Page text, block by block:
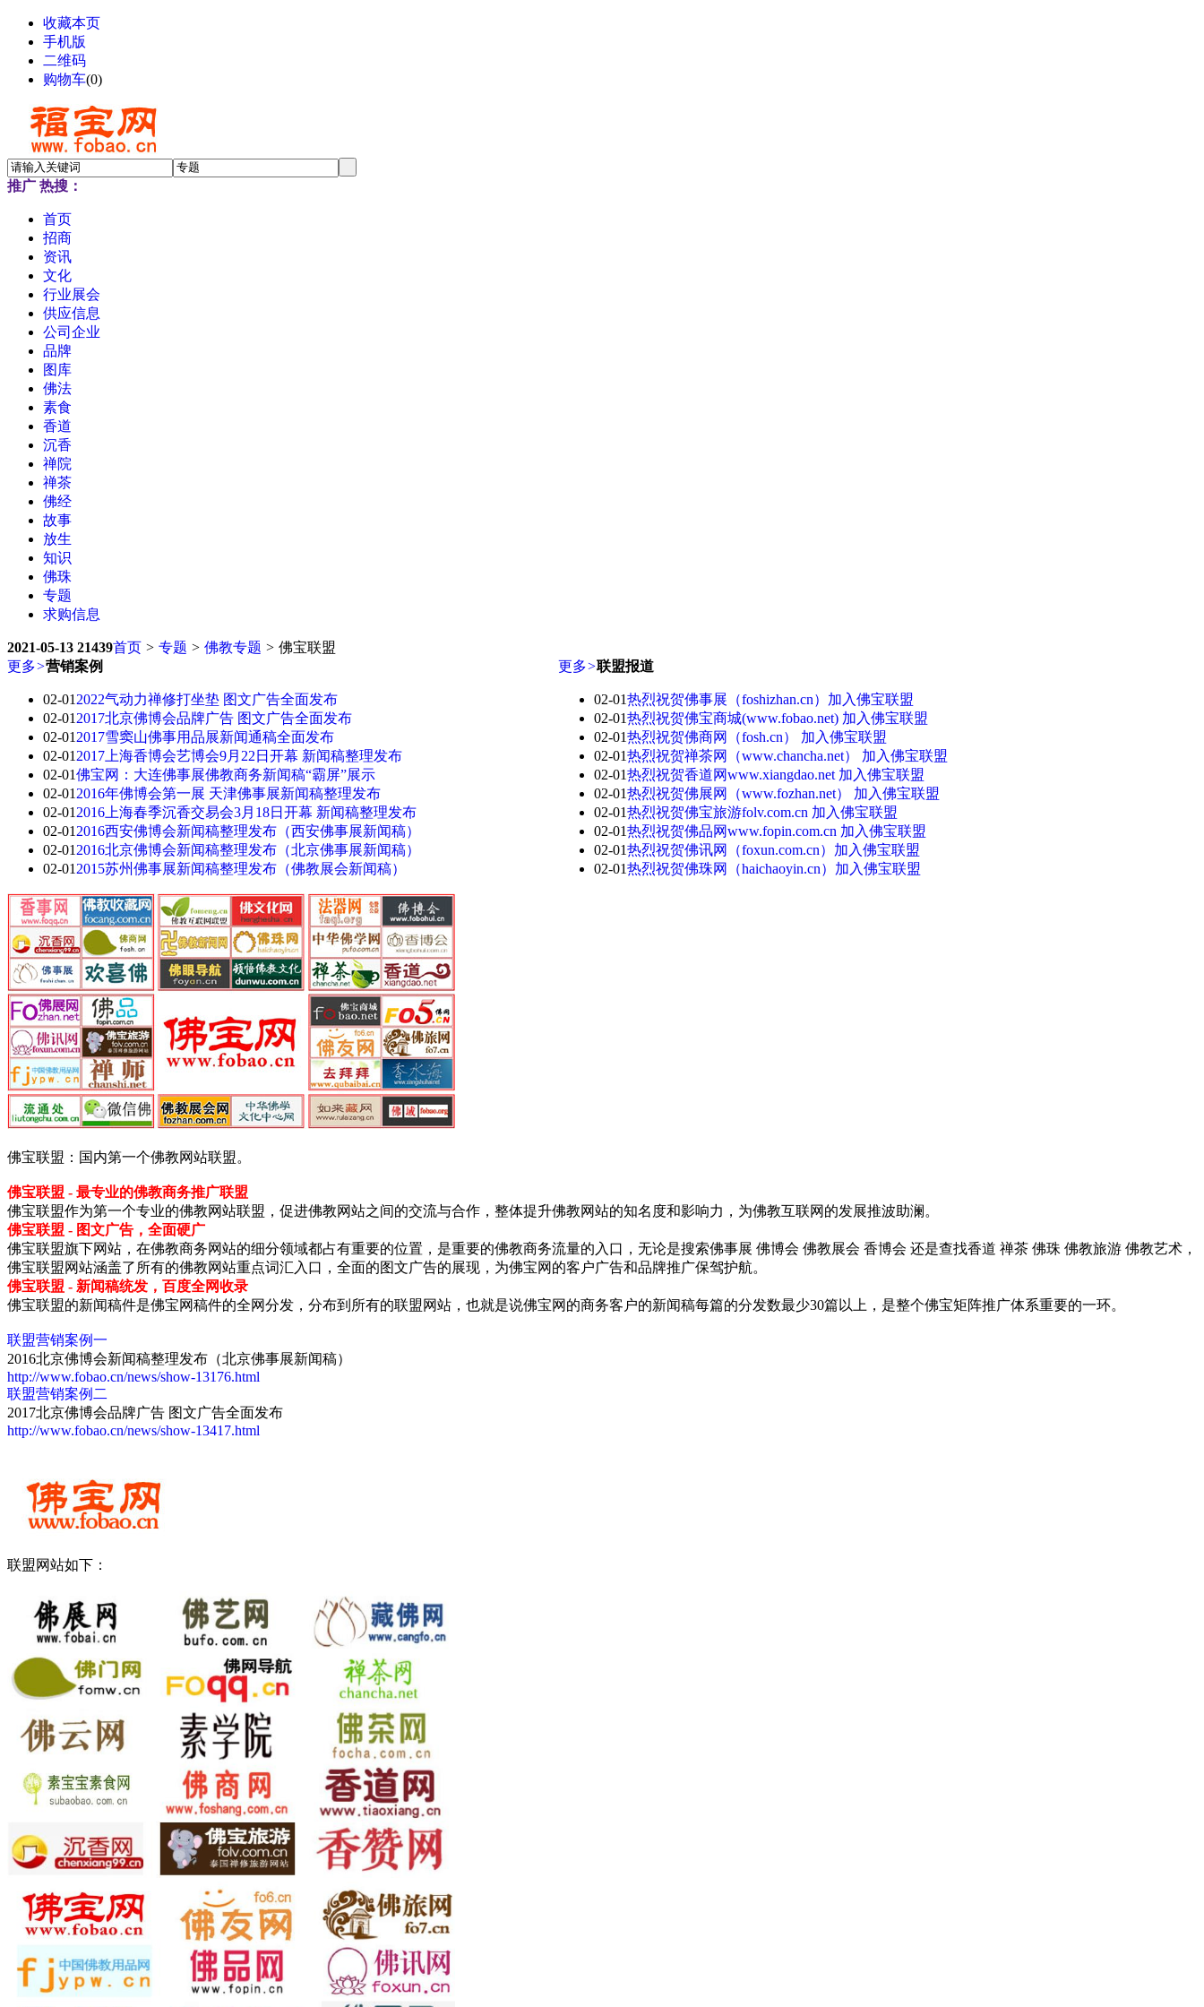
收藏本页
手机版
二维码
购物车(0)
推广 热搜：
首页
招商
资讯
文化
行业展会
供应信息
公司企业
品牌
图库
佛法
素食
香道
沉香
禅院
禅茶
佛经
故事
放生
知识
佛珠
专题
求购信息
2021-05-13 21439首页 > 专题 > 佛教专题 > 佛宝联盟
更多>营销案例
02-01 2022气动力禅修打坐垫 图文广告全面发布
02-01 2017北京佛博会品牌广告 图文广告全面发布
02-01 2017雪窦山佛事用品展新闻通稿全面发布
02-01 2017上海香博会艺博会9月22日开幕 新闻稿整理发布
02-01佛宝网：大连佛事展佛教商务新闻稿“霸屏”展示
02-01 2016年佛博会第一展 天津佛事展新闻稿整理发布
02-01 2016上海春季沉香交易会3月18日开幕 新闻稿整理发布
02-01 2016西安佛博会新闻稿整理发布（西安佛事展新闻稿）
02-01 2016北京佛博会新闻稿整理发布（北京佛事展新闻稿）
02-01 2015苏州佛事展新闻稿整理发布（佛教展会新闻稿）
更多>联盟报道
02-01热烈祝贺佛事展（foshizhan.cn）加入佛宝联盟
02-01热烈祝贺佛宝商城(www.fobao.net) 加入佛宝联盟
02-01热烈祝贺佛商网（fosh.cn） 加入佛宝联盟
02-01热烈祝贺禅茶网（www.chancha.net） 加入佛宝联盟
02-01热烈祝贺香道网www.xiangdao.net 加入佛宝联盟
02-01热烈祝贺佛展网（www.fozhan.net） 加入佛宝联盟
02-01热烈祝贺佛宝旅游folv.com.cn 加入佛宝联盟
02-01热烈祝贺佛品网www.fopin.com.cn 加入佛宝联盟
02-01热烈祝贺佛讯网（foxun.com.cn）加入佛宝联盟
02-01热烈祝贺佛珠网（haichaoyin.cn）加入佛宝联盟
佛宝联盟：国内第一个佛教网站联盟。
佛宝联盟 - 最专业的佛教商务推广联盟
佛宝联盟作为第一个专业的佛教网站联盟，促进佛教网站之间的交流与合作，整体提升佛教网站的知名度和影响力，为佛教互联网的发展推波助澜。
佛宝联盟 - 图文广告，全面硬广
佛宝联盟旗下网站，在佛教商务网站的细分领域都占有重要的位置，是重要的佛教商务流量的入口，无论是搜索佛事展 佛博会 佛教展会 香博会 还是查找香道 禅茶 佛珠 佛教旅游 佛教艺术，
佛宝联盟网站涵盖了所有的佛教网站重点词汇入口，全面的图文广告的展现，为佛宝网的客户广告和品牌推广保驾护航。
佛宝联盟 - 新闻稿统发，百度全网收录
佛宝联盟的新闻稿件是佛宝网稿件的全网分发，分布到所有的联盟网站，也就是说佛宝网的商务客户的新闻稿每篇的分发数最少30篇以上，是整个佛宝矩阵推广体系重要的一环。
联盟营销案例一
2016北京佛博会新闻稿整理发布（北京佛事展新闻稿）
http://www.fobao.cn/news/show-13176.html
联盟营销案例二
2017北京佛博会品牌广告 图文广告全面发布
http://www.fobao.cn/news/show-13417.html
联盟网站如下：